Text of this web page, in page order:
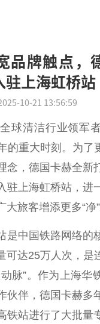
品牌触点，
驻上海虹桥站
10-21 13:56:59
球清洁行业领军
的重大时刻。为了
念，德国卡赫全新
驻上海虹桥站，进
大旅客增添更多“净”
是中国铁路网络的
可达25万人次，是
脉”。作为上海华
伙伴，德国卡赫多
铁站进行了大批量